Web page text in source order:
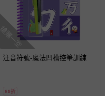
搶購一空
注音符號-魔法凹槽控筆訓練
69折